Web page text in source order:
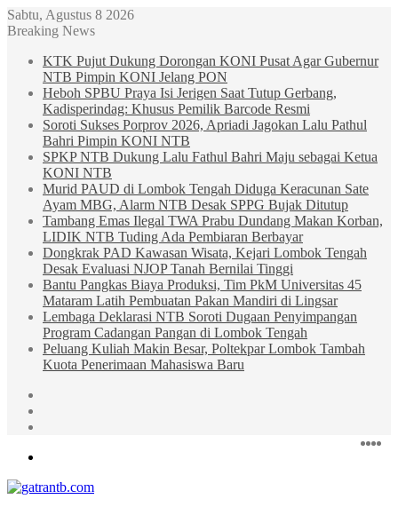
Sabtu, Agustus 8 2026
Breaking News
KTK Pujut Dukung Dorongan KONI Pusat Agar Gubernur
NTB Pimpin KONI Jelang PON
Heboh SPBU Praya Isi Jerigen Saat Tutup Gerbang,
Kadisperindag: Khusus Pemilik Barcode Resmi
Soroti Sukses Porprov 2026, Apriadi Jagokan Lalu Pathul
Bahri Pimpin KONI NTB
SPKP NTB Dukung Lalu Fathul Bahri Maju sebagai Ketua
KONI NTB
Murid PAUD di Lombok Tengah Diduga Keracunan Sate
Ayam MBG, Alarm NTB Desak SPPG Bujak Ditutup
Tambang Emas Ilegal TWA Prabu Dundang Makan Korban,
LIDIK NTB Tuding Ada Pembiaran Berbayar
Dongkrak PAD Kawasan Wisata, Kejari Lombok Tengah
Desak Evaluasi NJOP Tanah Bernilai Tinggi
Bantu Pangkas Biaya Produksi, Tim PkM Universitas 45
Mataram Latih Pembuatan Pakan Mandiri di Lingsar
Lembaga Deklarasi NTB Soroti Dugaan Penyimpangan
Program Cadangan Pangan di Lombok Tengah
Peluang Kuliah Makin Besar, Poltekpar Lombok Tambah
Kuota Penerimaan Mahasiswa Baru